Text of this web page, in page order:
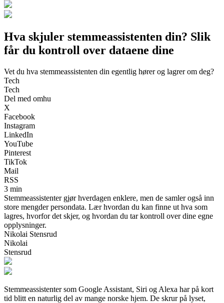
Hva skjuler stemmeassistenten din? Slik
får du kontroll over dataene dine
Vet du hva stemmeassistenten din egentlig hører og lagrer om deg?
Tech
Tech
Del med omhu
X
Facebook
Instagram
LinkedIn
YouTube
Pinterest
TikTok
Mail
RSS
3 min
Stemmeassistenter gjør hverdagen enklere, men de samler også inn
store mengder persondata. Lær hvordan du kan finne ut hva som
lagres, hvorfor det skjer, og hvordan du tar kontroll over dine egne
opplysninger.
Nikolai Stensrud
Nikolai
Stensrud
Stemmeassistenter som Google Assistant, Siri og Alexa har på kort
tid blitt en naturlig del av mange norske hjem. De skrur på lyset,